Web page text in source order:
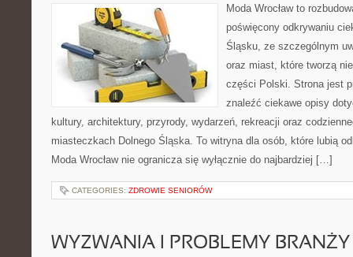
Moda Wrocław to
poświęcony odkrywaniu
Śląsku, ze szczególnym
oraz miast, które tworzą
części Polski. Strona jest
znaleźć ciekawe opisy
kultury, architektury, przyrody, wydarzeń, rekreacji oraz
miasteczkach Dolnego Śląska. To witryna dla osób, które lubią
Moda Wrocław nie ogranicza się wyłącznie do najbardziej […]
CATEGORIES: ZDROWIE SENIORÓW
WYZWANIA I PROBLEMY BRANŻY